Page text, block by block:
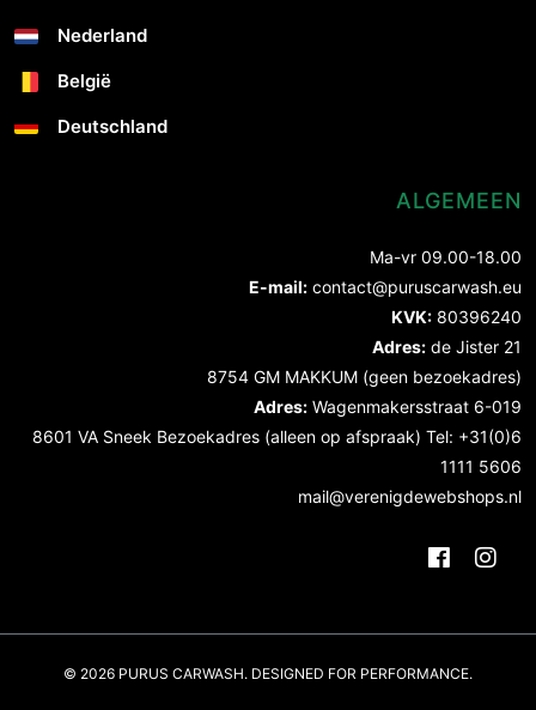
Nederland
België
Deutschland
ALGEMEEN
Ma-vr 09.00-18.00
E-mail: contact@puruscarwash.eu
KVK: 80396240
Adres: de Jister 21
8754 GM MAKKUM (geen bezoekadres)
Adres: Wagenmakersstraat 6-019
8601 VA Sneek Bezoekadres (alleen op afspraak) Tel: +31(0)6
1111 5606
mail@verenigdewebshops.nl
© 2026 PURUS CARWASH. DESIGNED FOR PERFORMANCE.